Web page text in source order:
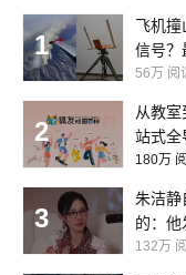
1
飞机撞
信号？
56万 阅
2
从教
站式全
180万
3
朱洁静
的：他
132万